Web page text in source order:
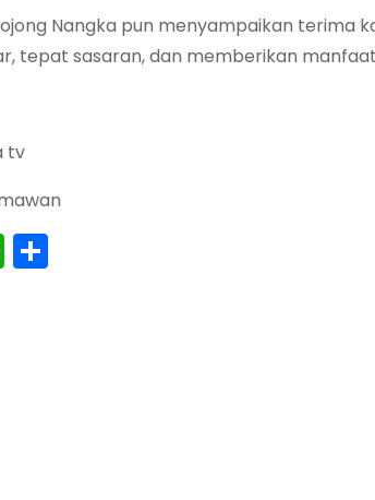
Nangka pun menyampaikan terima
tepat sasaran, dan memberikan
tv
W
h